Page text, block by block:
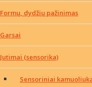
Formų, dydžių pažinimas
Garsai
Jutimai (sensorika)
Sensoriniai